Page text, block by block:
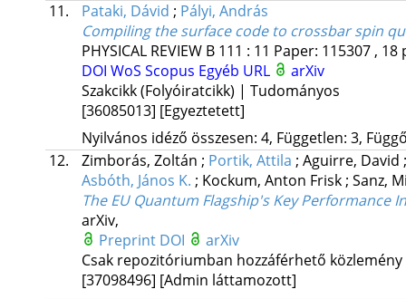
11.
Pataki, Dávid ; Pályi, András
Compiling the surface code to crossbar spin
PHYSICAL REVIEW B 111 : 11 Paper: 115307 , 18
DOI WoS Scopus Egyéb URL
arXiv
Szakcikk (Folyóiratcikk) | Tudományos
[36085013] [Egyeztetett]
Nyilvános idéző összesen: 4, Független: 3,
12.
Zimborás, Zoltán ; Portik, Attila ; Aguirre, David
Asbóth, János K. ; Kockum, Anton Frisk ; Sanz,
The EU Quantum Flagship's Key
arXiv,
Preprint DOI
arXiv
Csak repozitóriumban hozzáférhető
[37098496] [Admin láttamozott]